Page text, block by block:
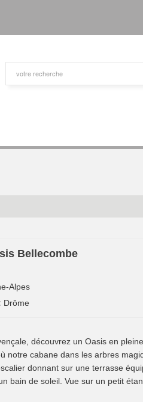
Bellecombe
Alpes
Drôme
découvrez un Oasis en
notre cabane dans les arbres
donnant sur une terrasse
bain de soleil. Vue sur un petit